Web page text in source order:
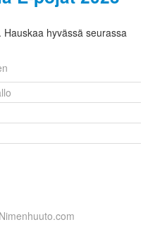
Hauskaa hyvässä seurassa
Nimenhuuto.com